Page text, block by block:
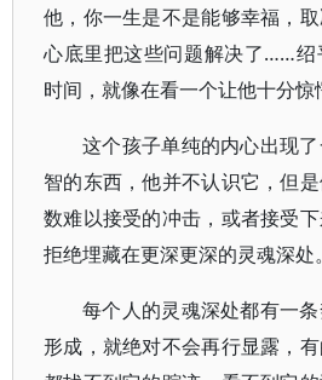
他，你一生是不是能够幸福，
心底里把这些问题解决了……绍
时间，就像在看一个让他十分惊
这个孩子单纯的内心出现
智的东西，他并不认识它，但
数难以接受的冲击，或者接受
拒绝埋藏在更深更深的灵魂深处。
每个人的灵魂深处都有一
形成，就绝对不会再行显露，